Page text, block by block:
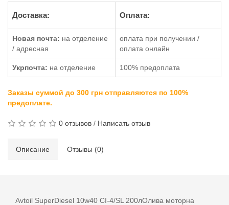
Доставка: Оплата:
Новая почта: на отделение
/ адресная
оплата при получении /
оплата онлайн
Укрпочта: на отделение 100% предоплата
Заказы суммой до 300 грн отправляются по 100%
предоплате.
0 отзывов / Написать отзыв
Описание Отзывы (0)
Avtoil SuperDiesel 10w40 CI-4/SL 200лОлива моторна